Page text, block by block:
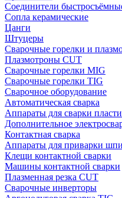
Соединители
Сопла керамические
Цанги
Штуцеры
Сварочные горелки и
Плазмотроны CUT
Сварочные горелки MIG
Сварочные горелки TIG
Сварочное оборудование
Автоматическая сварка
Аппараты для сварки
Дополнительное
Контактная сварка
Аппараты для приварки
Клещи контактной сварки
Машины контактной сварки
Плазменная резка CUT
Сварочные инверторы